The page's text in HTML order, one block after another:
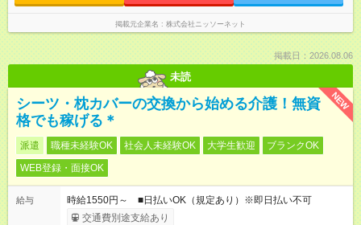
掲載元企業名 株式会社ニッソーネット
掲載日：2026.08.06
未読
NEW
シーツ・枕カバーの交換から始める介護！無資
格でも稼げる＊
派遣 職種未経験OK 社会人未経験OK 大学生歓迎
ブランクOK
WEB登録・面接OK
給与
時給1550円～ ■日払いOK（規定あり）※即日払い不可
交通費別途支給あり